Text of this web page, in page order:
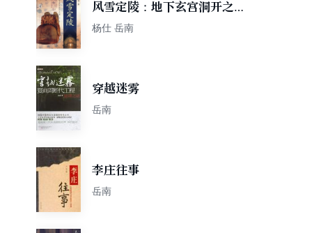
风雪定陵：地下玄宫洞开之谜
（修订本）
杨仕 岳南
穿越迷雾
岳南
李庄往事
岳南